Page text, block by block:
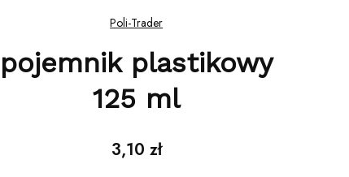
Poli-Trader
pojemnik plastikowy
125 ml
Cena
3,10 zł